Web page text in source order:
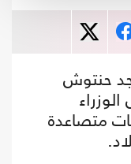
حنتوش
متصاعدة